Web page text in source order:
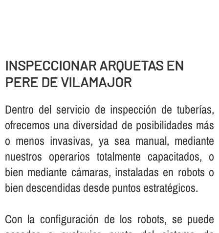
INSPECCIONAR ARQUETAS EN
PERE DE VILAMAJOR
Dentro del servicio de inspección de tuberí­as,
ofrecemos una diversidad de posibilidades más
o menos invasivas, ya sea manual, mediante
nuestros operarios totalmente capacitados, o
bien mediante cámaras, instaladas en robots o
bien descendidas desde puntos estratégicos.
Con la configuración de los robots, se puede